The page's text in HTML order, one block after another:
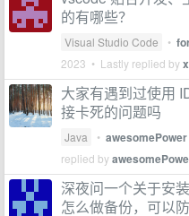
的有哪些？
Visual Studio Code •
2023 • Lastly replied by
大家有遇到过使用
接卡死的问题吗
Java • awesomePower
replied by
深夜问一个关于安
怎么做备份，可以